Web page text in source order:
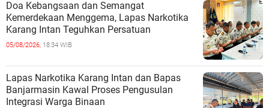
Doa Kebangsaan dan Semangat
Kemerdekaan Menggema, Lapas Narkotika
Karang Intan Teguhkan Persatuan
05/08/2026, 18:34 WIB
Lapas Narkotika Karang Intan dan Bapas
Banjarmasin Kawal Proses Pengusulan
Integrasi Warga Binaan